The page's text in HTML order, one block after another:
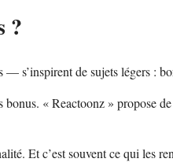
?
s’inspirent de sujets légers :
« Reactoonz » propose
Et c’est souvent ce qui les